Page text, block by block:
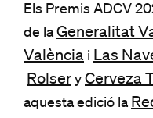
Els Premis ADCV
de la Generalitat
València i Las
Rolser y Cerveza
aquesta edició la